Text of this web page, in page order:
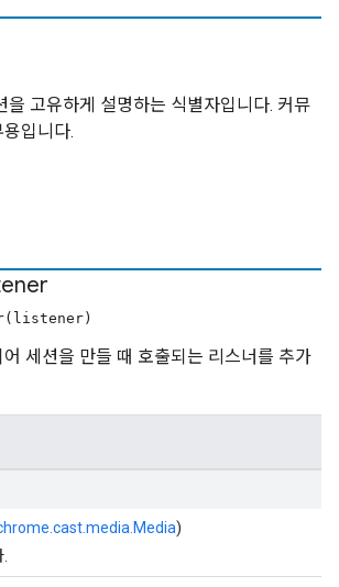
을 고유하게 설명하는 식별자입니다. 커뮤
입니다.
세션을 만들 때 호출되는 리스너를 추가
)